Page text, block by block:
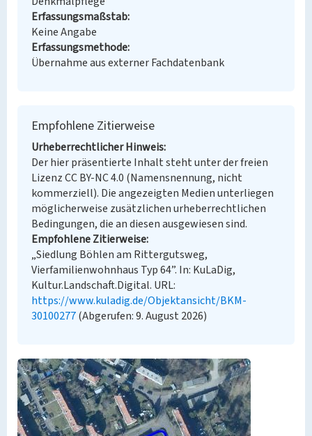
Erfassungsmaßstab
Keine Angabe
Erfassungsmethode
Übernahme aus externer Fachdatenbank
Empfohlene Zitierweise
Urheberrechtlicher Hinweis
Der hier präsentierte Inhalt steht unter der freien
Lizenz CC BY-NC 4.0 (Namensnennung, nicht
kommerziell). Die angezeigten Medien unterliegen
möglicherweise zusätzlichen urheberrechtlichen
Bedingungen, die an diesen ausgewiesen sind.
Empfohlene Zitierweise
„Siedlung Böhlen am Rittergutsweg,
Vierfamilienwohnhaus Typ 64”. In: KuLaDig,
Kultur.Landschaft.Digital. URL:
https://www.kuladig.de/Objektansicht/BKM-
30100277(Abgerufen: 9. August 2026)